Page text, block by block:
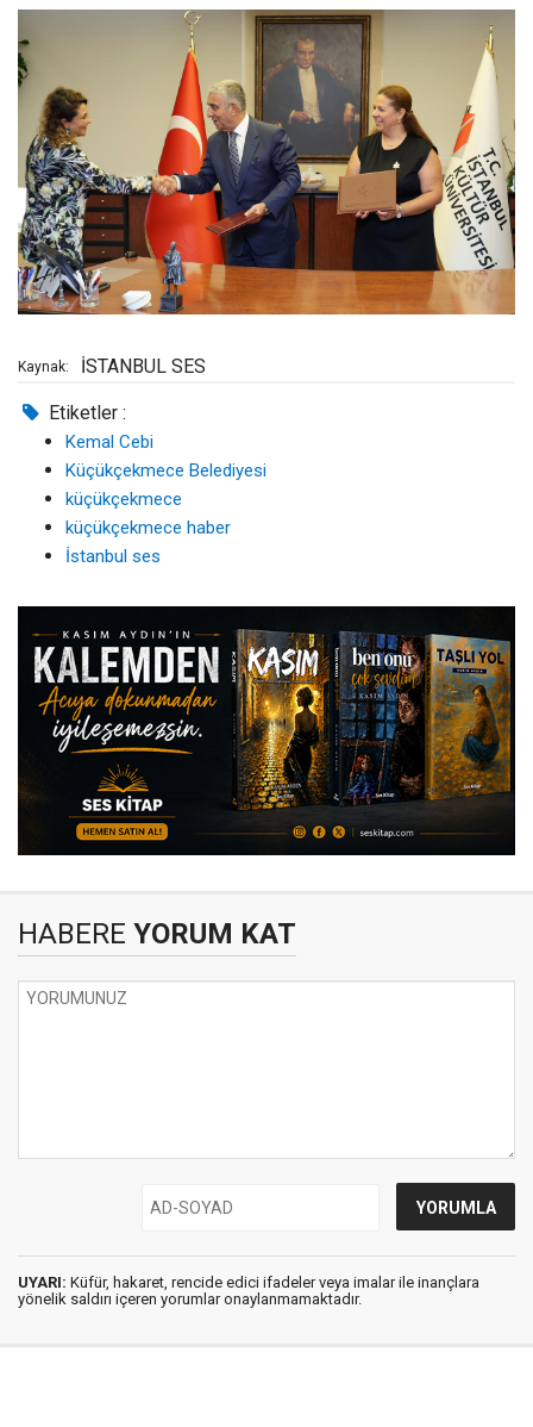
Kaynak: İSTANBUL SES
Etiketler :
Kemal Cebi
Küçükçekmece Belediyesi
küçükçekmece
küçükçekmece haber
İstanbul ses
HABERE YORUM KAT
UYARI: Küfür, hakaret, rencide edici ifadeler veya imalar ile inançlara
yönelik saldırı içeren yorumlar onaylanmamaktadır.